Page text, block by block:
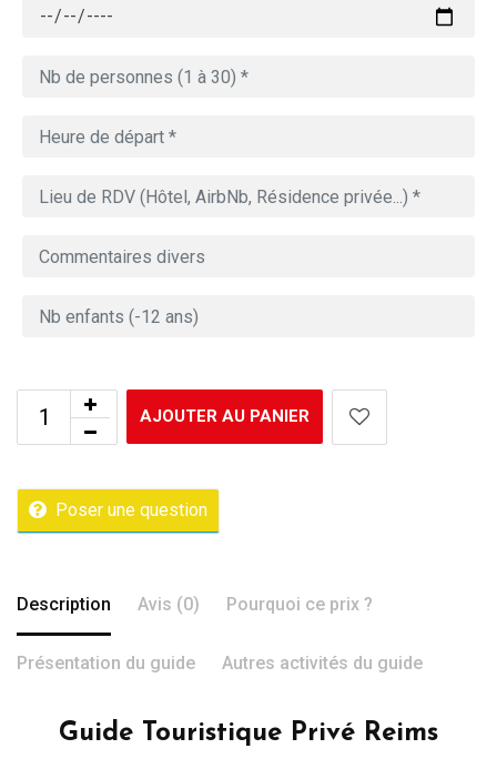
AJOUTER AU PANIER
Poser une question
Description Avis (0) Pourquoi ce prix ?
Présentation du guide Autres activités du guide
Guide Touristique Privé Reims